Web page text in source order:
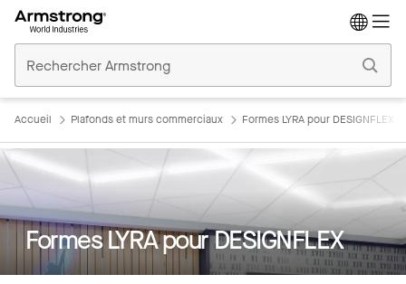
Plafonds
Commerciaux
Accueil Plafonds et murs commerciaux Formes LYRA pour DESIGNFLEX
Formes LYRA pour DESIGNFLEX